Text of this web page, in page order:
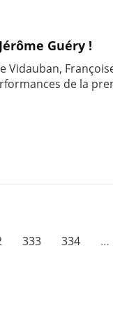
Guéry !
Vidauban,
de la
333 334
…